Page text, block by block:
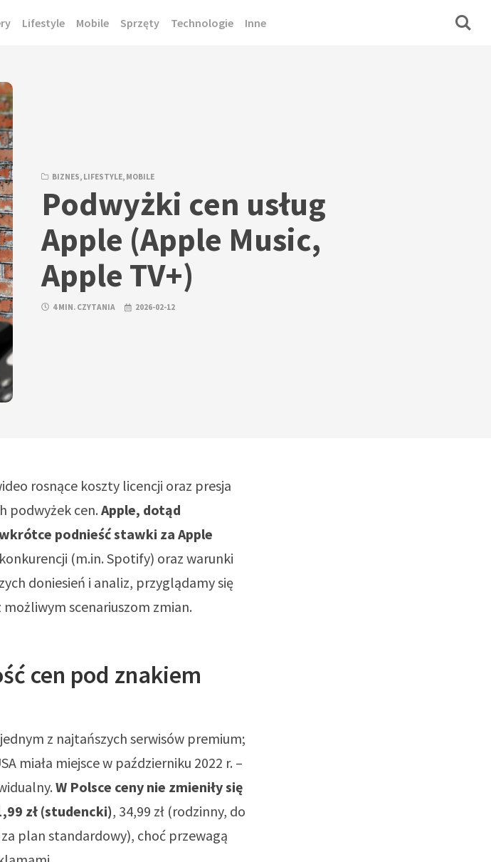
Lifestyle Mobile Sprzęty Technologie Inne
BIZNES, LIFESTYLE, MOBILE
Podwyżki cen usług
Apple (Apple Music,
Apple TV+)
4 MIN. CZYTANIA 2026-02-12
rosnące koszty licencji oraz presja
podwyżek cen. Apple, dotąd
podnieść stawki za Apple
(m.in. Spotify) oraz warunki
doniesień i analiz, przyglądamy się
scenariuszom zmian.
cen pod znakiem
z najtańszych serwisów premium;
miała miejsce w październiku 2022 r. –
W Polsce ceny nie zmieniły się
zł (studencki), 34,99 zł (rodzinny, do
plan standardowy), choć przewagą